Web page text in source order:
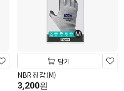
담기
NBR 장갑 (M)
3,200원